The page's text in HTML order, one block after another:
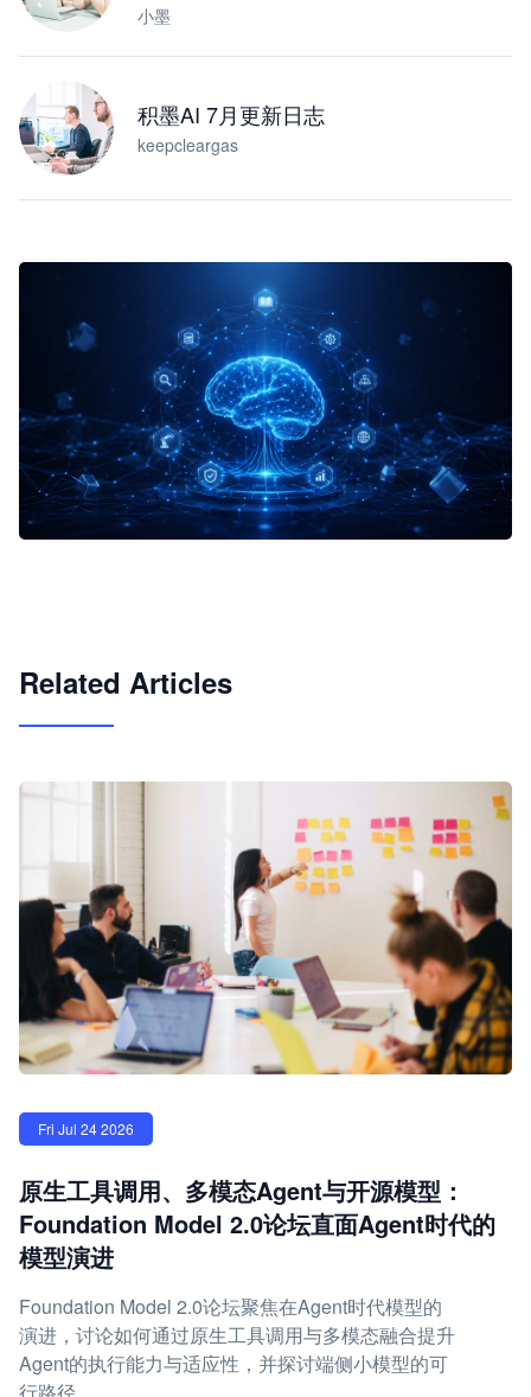
小墨
积墨AI 7月更新日志
keepcleargas
Related Articles
Fri Jul 24 2026
原生工具调用、多模态Agent与开源模型：
Foundation Model 2.0论坛直面Agent时代的
模型演进
Foundation Model 2.0论坛聚焦在Agent时代模型的
演进，讨论如何通过原生工具调用与多模态融合提升
Agent的执行能力与适应性，并探讨端侧小模型的可